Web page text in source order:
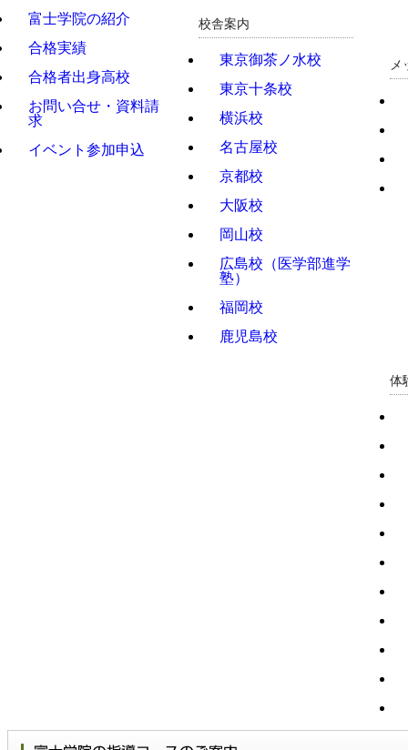
富士学院の紹介
合格実績
合格者出身高校
お問い合せ・資料請
求
イベント参加申込
校舎案内
東京御茶ノ水校
東京十条校
横浜校
名古屋校
京都校
大阪校
岡山校
広島校（医学部進学
塾）
福岡校
鹿児島校
メ
体